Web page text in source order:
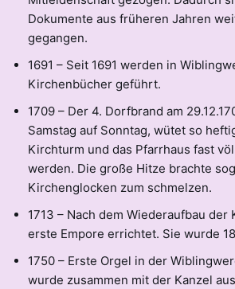
Dokumente aus früheren Jahren
gegangen.
1691 – Seit 1691 werden in
Kirchenbücher geführt.
1709 – Der 4. Dorfbrand am
Samstag auf Sonntag, wütet so
Kirchturm und das Pfarrhaus fast
werden. Die große Hitze brachte
Kirchenglocken zum schmelzen.
1713 – Nach dem Wiederaufbau der
erste Empore errichtet. Sie wurde
1750 – Erste Orgel in der
wurde zusammen mit der Kanzel